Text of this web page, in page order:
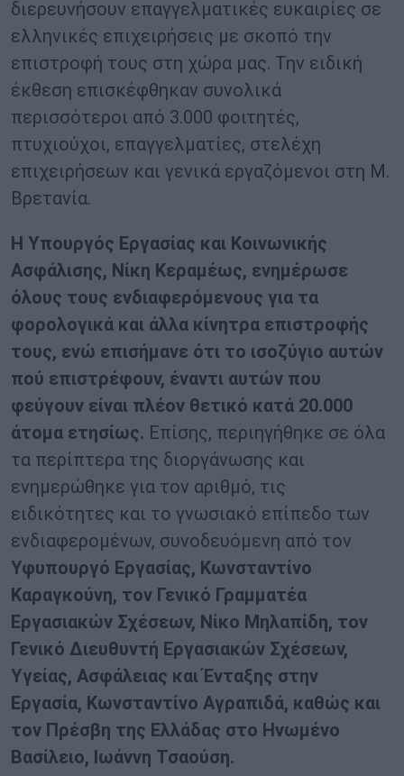
διερευνήσουν επαγγελματικές ευκαιρίες σε
ελληνικές επιχειρήσεις με σκοπό την
επιστροφή τους στη χώρα μας. Την ειδική
έκθεση επισκέφθηκαν συνολικά
περισσότεροι από 3.000 φοιτητές,
πτυχιούχοι, επαγγελματίες, στελέχη
επιχειρήσεων και γενικά εργαζόμενοι στη Μ.
Βρετανία.
Η Υπουργός Εργασίας και Κοινωνικής
Ασφάλισης, Νίκη Κεραμέως, ενημέρωσε
όλους τους ενδιαφερόμενους για τα
φορολογικά και άλλα κίνητρα επιστροφής
τους, ενώ επισήμανε ότι το ισοζύγιο αυτών
πού επιστρέφουν, έναντι αυτών που
φεύγουν είναι πλέον θετικό κατά 20.000
άτομα ετησίως. Επίσης, περιηγήθηκε σε όλα
τα περίπτερα της διοργάνωσης και
ενημερώθηκε για τον αριθμό, τις
ειδικότητες και το γνωσιακό επίπεδο των
ενδιαφερομένων, συνοδευόμενη από τον
Υφυπουργό Εργασίας, Κωνσταντίνο
Καραγκούνη, τον Γενικό Γραμματέα
Εργασιακών Σχέσεων, Νίκο Μηλαπίδη, τον
Γενικό Διευθυντή Εργασιακών Σχέσεων,
Υγείας, Ασφάλειας και Ένταξης στην
Εργασία, Κωνσταντίνο Αγραπιδά, καθώς και
τον Πρέσβη της Ελλάδας στο Ηνωμένο
Βασίλειο, Ιωάννη Τσαούση.